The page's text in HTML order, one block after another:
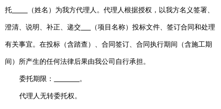
托 （姓名）为我方代理人。代理人根据授权，以我方名义签署、
澄清、说明、补正、递交 （项目名称）投标文件、签订合同和处理
有关事宜。 在投标（含踏查）、合同签订、合同执行期间（含施工期
间）所产生的任何法律后果由我公司自行承担。
委托期限： 。
代理人无转委托权。